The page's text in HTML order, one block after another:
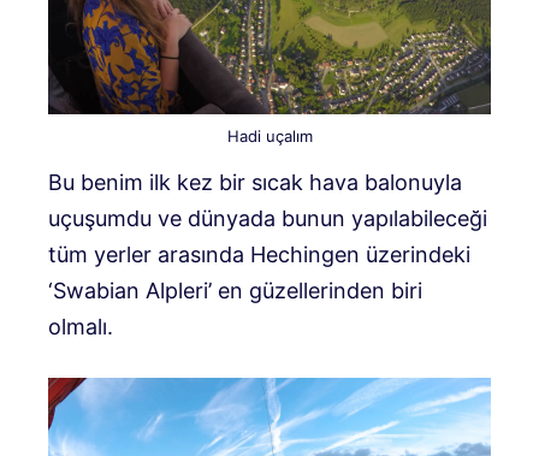
Hadi uçalım
Bu benim ilk kez bir sıcak hava balonuyla
uçuşumdu ve dünyada bunun yapılabileceği
tüm yerler arasında Hechingen üzerindeki
‘Swabian Alpleri’ en güzellerinden biri
olmalı.